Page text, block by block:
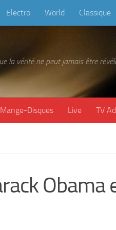
Electro World Classique
la vérité ne peut jamais être
Mange-Disques Live TV
Obama